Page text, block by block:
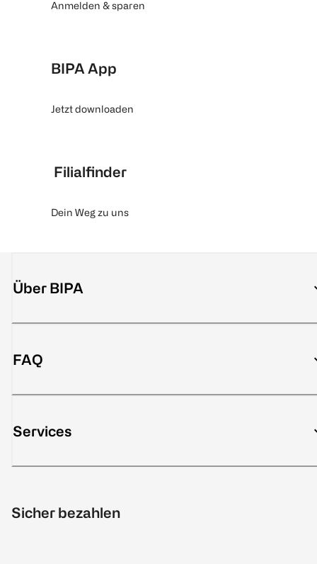
Anmelden & sparen
BIPA App
Jetzt downloaden
Filialfinder
Dein Weg zu uns
Über BIPA
FAQ
Services
Sicher bezahlen